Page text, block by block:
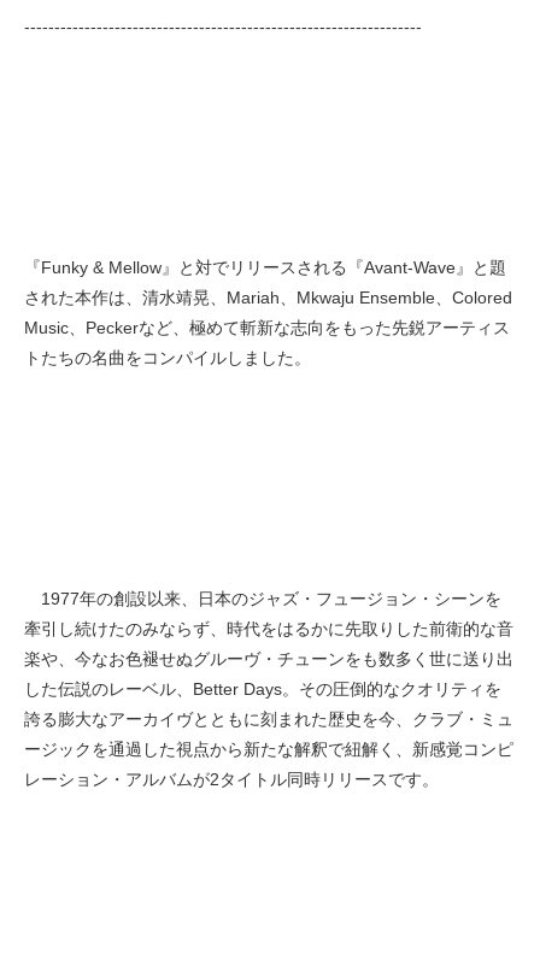
------------------------------------------------------------------
『Funky & Mellow』と対でリリースされる『Avant-Wave』と題
された本作は、清水靖晃、Mariah、Mkwaju Ensemble、Colored
Music、Peckerなど、極めて斬新な志向をもった先鋭アーティス
トたちの名曲をコンパイルしました。
1977年の創設以来、日本のジャズ・フュージョン・シーンを
牽引し続けたのみならず、時代をはるかに先取りした前衛的な音
楽や、今なお色褪せぬグルーヴ・チューンをも数多く世に送り出
した伝説のレーベル、Better Days。その圧倒的なクオリティを
誇る膨大なアーカイヴとともに刻まれた歴史を今、クラブ・ミュ
ージックを通過した視点から新たな解釈で紐解く、新感覚コンピ
レーション・アルバムが2タイトル同時リリースです。